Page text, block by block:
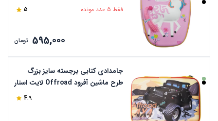
لایت استار
فقط 5 عدد مونده 5
595,000 تومان
جامدادی کتابی برجسته سایز بزرگ
طرح ماشین آفرود Offroad لایت استار
4.9